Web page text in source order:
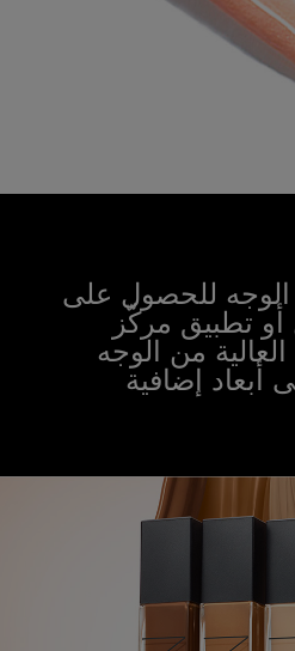
للحصول على
تطبيق مركّز
من الوجه
إضافية